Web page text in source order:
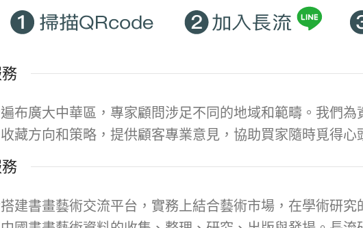
布廣大中華區，專家顧問涉足不同的地域和範疇。我們
藏方向和策略，提供顧客專業意見，協助買家隨時覓得心
建書畫藝術交流平台，實務上結合藝術市場，在學術研